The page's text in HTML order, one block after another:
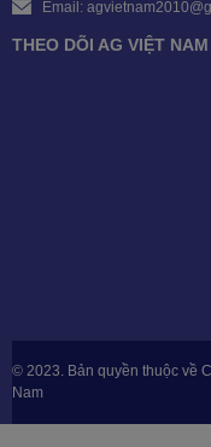
Email:
THEO DÕI AG VIỆT NAM
© 2023. Bản quyền thuộc về
Nam